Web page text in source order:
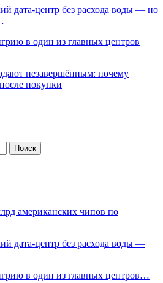
дата-центр без расхода воды — но
в один из главных центров
незавершённым: почему
покупки
американских чипов по
дата-центр без расхода воды —
в один из главных центров…